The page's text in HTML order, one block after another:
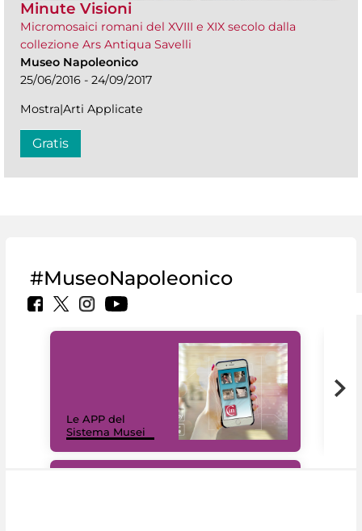
Minute Visioni
Micromosaici romani del XVIII e XIX secolo dalla
collezione Ars Antiqua Savelli
Museo Napoleonico
25/06/2016 - 24/09/2017
Mostra|Arti Applicate
Gratis
#MuseoNapoleonico
Le APP del
Sistema Musei